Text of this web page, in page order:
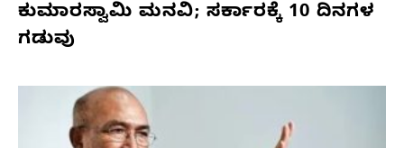
ಕುಮಾರಸ್ವಾಮಿ ಮನವಿ; ಸರ್ಕಾರಕ್ಕೆ 10 ದಿನಗಳ
ಗಡುವು